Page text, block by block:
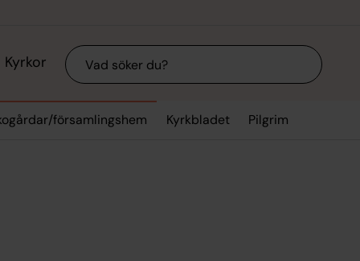
Kyrkor Sök
församlingshem Kyrkbladet Pilgrim